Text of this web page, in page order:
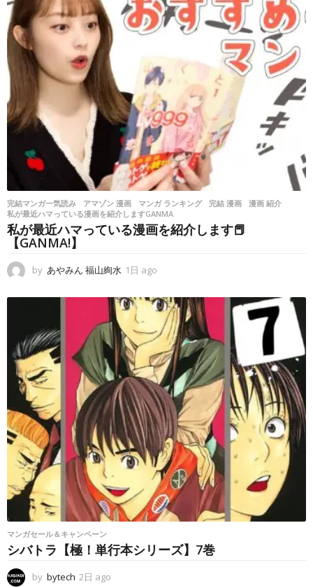
o
完結マンガ一気読み アマゾン 漫画 ,マンガ ランキング ,完結 漫画 ,漫画 紹介
私が最近ハマっている漫画を紹介しますGANMA
私が最近ハマっている漫画を紹介します📕
【GANMA!】
by あやみん 福山絢水 1日 ago
a
g
マンガセール＆キャンペーン
シバトラ【極！単行本シリーズ】7巻
by bytech 2日 ago